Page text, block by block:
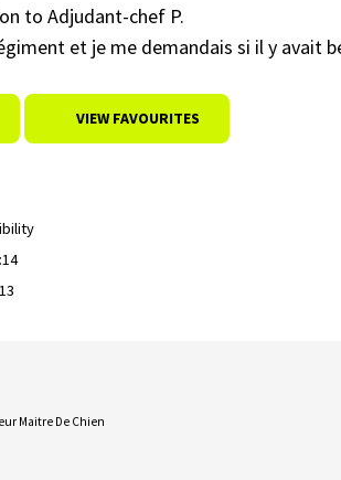
to Adjudant-chef P.
et je me demandais si il y avait
VIEW FAVOURITES
Maitre De Chien